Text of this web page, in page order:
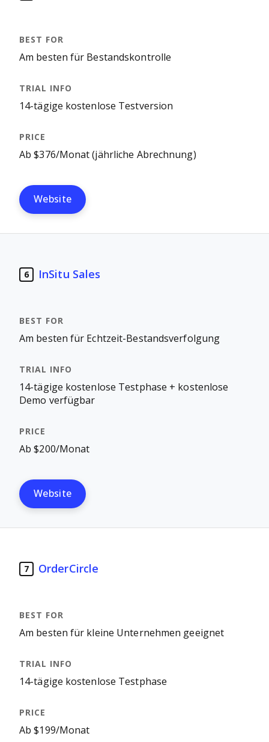
Am besten für Bestandskontrolle
14-tägige kostenlose Testversion
Ab $376/Monat (jährliche Abrechnung)
Website
6 InSitu Sales
Am besten für Echtzeit-Bestandsverfolgung
14-tägige kostenlose Testphase + kostenlose
Demo verfügbar
Ab $200/Monat
Website
7 OrderCircle
Am besten für kleine Unternehmen geeignet
14-tägige kostenlose Testphase
Ab $199/Monat